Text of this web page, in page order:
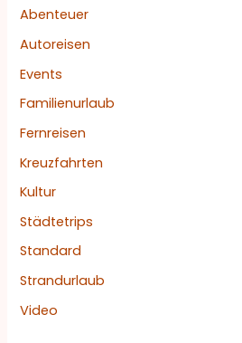
Abenteuer
Autoreisen
Events
Familienurlaub
Fernreisen
Kreuzfahrten
Kultur
Städtetrips
Standard
Strandurlaub
Video